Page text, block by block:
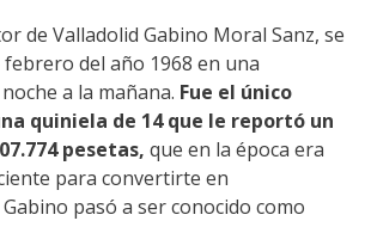
de Valladolid Gabino Moral Sanz, se
del año 1968 en una
a la mañana. Fue el único
quiniela de 14 que le reportó un
pesetas, que en la época era
para convertirte en
pasó a ser conocido como